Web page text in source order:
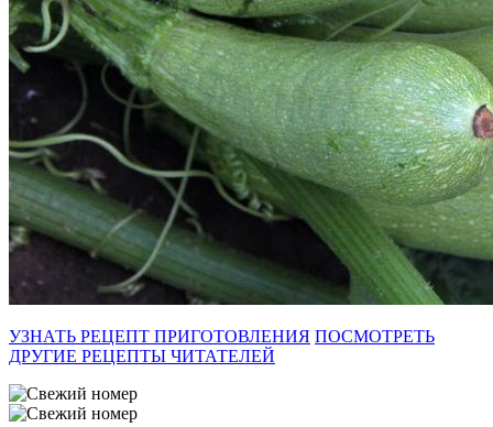
УЗНАТЬ РЕЦЕПТ ПРИГОТОВЛЕНИЯ ПОСМОТРЕТЬ
ДРУГИЕ РЕЦЕПТЫ ЧИТАТЕЛЕЙ